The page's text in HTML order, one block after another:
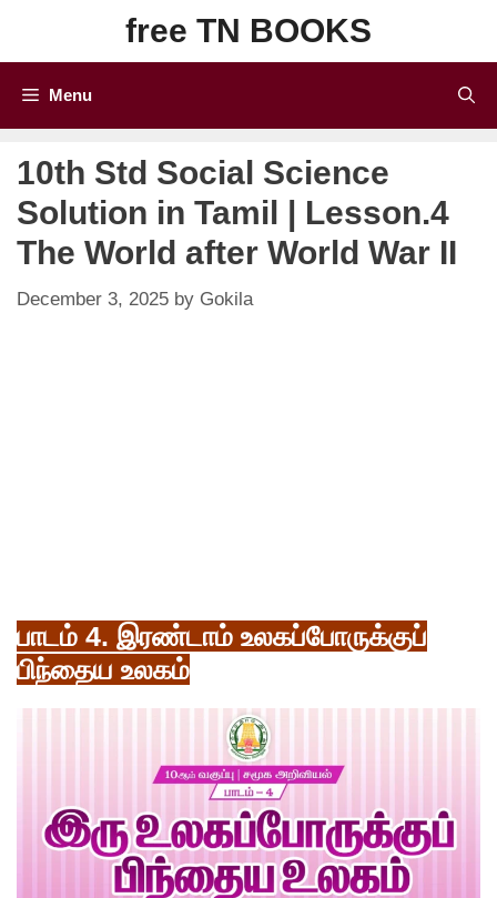
content
free TN BOOKS
Menu
10th Std Social Science
Solution in Tamil | Lesson.4
The World after World War II
December 3, 2025 by Gokila
பாடம் 4. இரண்டாம் உலகப்போருக்குப்
பிந்தைய உலகம்